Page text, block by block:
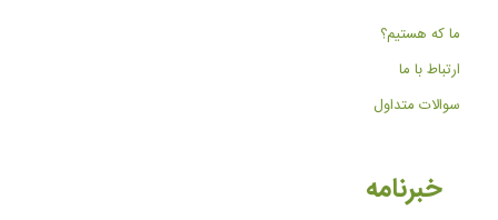
ما که هستیم؟
ارتباط با ما
سوالات متداول
خبرنامه